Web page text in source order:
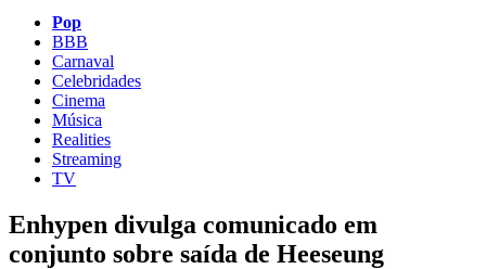
Pop
BBB
Carnaval
Celebridades
Cinema
Música
Realities
Streaming
TV
Enhypen divulga comunicado em
conjunto sobre saída de Heeseung